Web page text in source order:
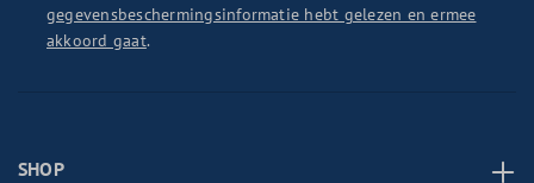
gegevensbeschermingsinformatie hebt gelezen en ermee
akkoord gaat.
SHOP